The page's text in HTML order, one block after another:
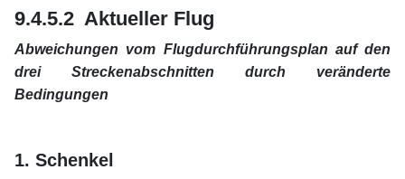
9.4.5.2 Aktueller Flug
Abweichungen vom Flugdurchführungsplan auf den
drei Streckenabschnitten durch veränderte
Bedingungen
1. Schenkel